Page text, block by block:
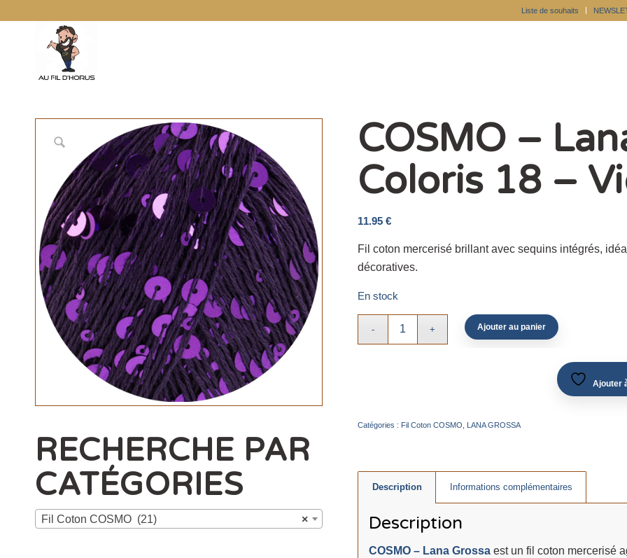
Liste de souhaits
RECHERCHE PAR
CATÉGORIES
×
Fil Coton COSMO (21)
COSMO –
Coloris 18 –
11.95 €
Fil coton mercerisé brillant avec sequins intégrés,
décoratives.
En stock
Ajouter au panier
Ajouter
Catégories : Fil Coton COSMO LANA GROSSA
Description Informations complémentaires
Description
COSMO – Lana Grossaest un fil coton mercerisé